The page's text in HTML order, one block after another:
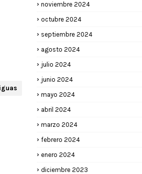
noviembre 2024
octubre 2024
septiembre 2024
agosto 2024
julio 2024
junio 2024
mayo 2024
abril 2024
marzo 2024
febrero 2024
enero 2024
diciembre 2023